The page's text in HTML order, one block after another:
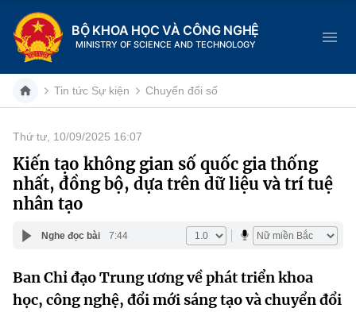
BỘ KHOA HỌC VÀ CÔNG NGHỆ
MINISTRY OF SCIENCE AND TECHNOLOGY
Danh mục
Trang chủ
Cơ cấu tổ chức
Khoa học và Công nghệ
Dịch vụ công
Tin tức Sự kiện Chuyển đổi số
Thứ tư, 10/09/2025 16:07
Kiến tạo không gian số quốc gia thống
nhất, đồng bộ, dựa trên dữ liệu và trí tuệ
nhân tạo
Nghe đọc bài 7:44
Ban Chỉ đạo Trung ương về phát triển khoa
học, công nghệ, đổi mới sáng tạo và chuyển đổi